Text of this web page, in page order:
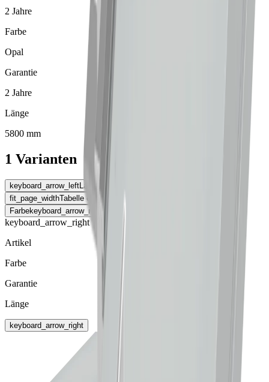
2 Jahre
Farbe
Opal
Garantie
2 Jahre
Länge
5800 mm
1 Varianten
keyboard_arrow_leftLänge
fit_page_widthTabelle erweitern
Farbekeyboard_arrow_right
keyboard_arrow_right
Artikel
Farbe
Garantie
Länge
keyboard_arrow_right